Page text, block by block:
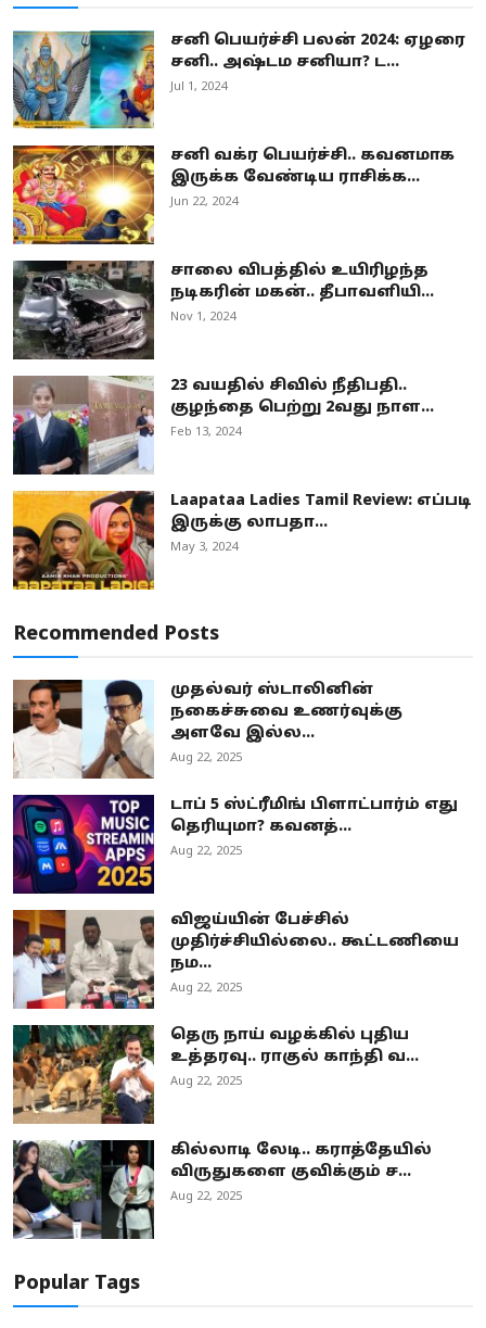
சனி பெயர்ச்சி பலன் 2024: ஏழரை
சனி.. அஷ்டம சனியா? ட...
Jul 1, 2024
சனி வக்ர பெயர்ச்சி.. கவனமாக
இருக்க வேண்டிய ராசிக்க...
Jun 22, 2024
சாலை விபத்தில் உயிரிழந்த
நடிகரின் மகன்.. தீபாவளியி...
Nov 1, 2024
23 வயதில் சிவில் நீதிபதி..
குழந்தை பெற்று 2வது நாள...
Feb 13, 2024
Laapataa Ladies Tamil Review: எப்படி
இருக்கு லாபதா...
May 3, 2024
Recommended Posts
முதல்வர் ஸ்டாலினின்
நகைச்சுவை உணர்வுக்கு
அளவே இல்ல...
Aug 22, 2025
டாப் 5 ஸ்ட்ரீமிங் பிளாட்பார்ம் எது
தெரியுமா? கவனத்...
Aug 22, 2025
விஜய்யின் பேச்சில்
முதிர்ச்சியில்லை.. கூட்டணியை
நம...
Aug 22, 2025
தெரு நாய் வழக்கில் புதிய
உத்தரவு.. ராகுல் காந்தி வ...
Aug 22, 2025
கில்லாடி லேடி.. கராத்தேயில்
விருதுகளை குவிக்கும் ச...
Aug 22, 2025
Popular Tags